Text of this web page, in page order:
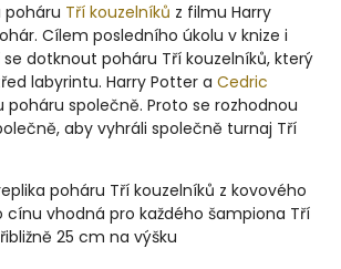
poháru Tří kouzelníků z filmu Harry
Cílem posledního úkolu v knize i
dotknout poháru Tří kouzelníků, který
labyrintu. Harry Potter a Cedric
poháru společně. Proto se rozhodnou
aby vyhráli společně turnaj Tří
poháru Tří kouzelníků z kovového
vhodná pro každého šampiona Tří
25 cm na výšku